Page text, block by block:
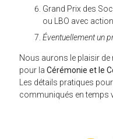
Grand Prix des
ou LBO avec
Éventuellement un
Nous aurons le plaisir
pour la Cérémonie et le
Les détails pratiques
communiqués en temps